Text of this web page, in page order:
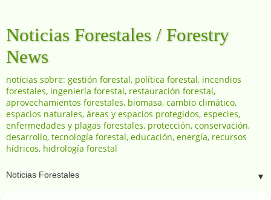
Noticias Forestales / Forestry
News
noticias sobre: gestión forestal, política forestal, incendios
forestales, ingeniería forestal, restauración forestal,
aprovechamientos forestales, biomasa, cambio climático,
espacios naturales, áreas y espacios protegidos, especies,
enfermedades y plagas forestales, protección, conservación,
desarrollo, tecnología forestal, educación, energía, recursos
hídricos, hidrología forestal
▼